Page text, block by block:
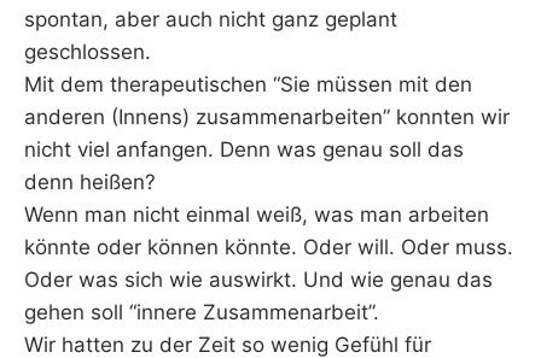
spontan, aber auch nicht ganz geplant
geschlossen.
Mit dem therapeutischen “Sie müssen mit den
anderen (Innens) zusammenarbeiten” konnten wir
nicht viel anfangen. Denn was genau soll das
denn heißen?
Wenn man nicht einmal weiß, was man arbeiten
könnte oder können könnte. Oder will. Oder muss.
Oder was sich wie auswirkt. Und wie genau das
gehen soll “innere Zusammenarbeit”.
Wir hatten zu der Zeit so wenig Gefühl für